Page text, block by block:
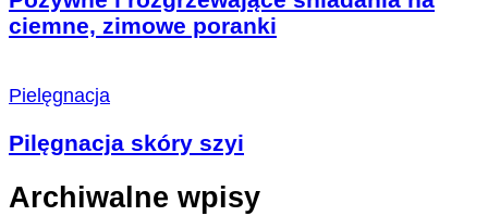
ciemne, zimowe poranki
Pielęgnacja
Pilęgnacja skóry szyi
Archiwalne wpisy